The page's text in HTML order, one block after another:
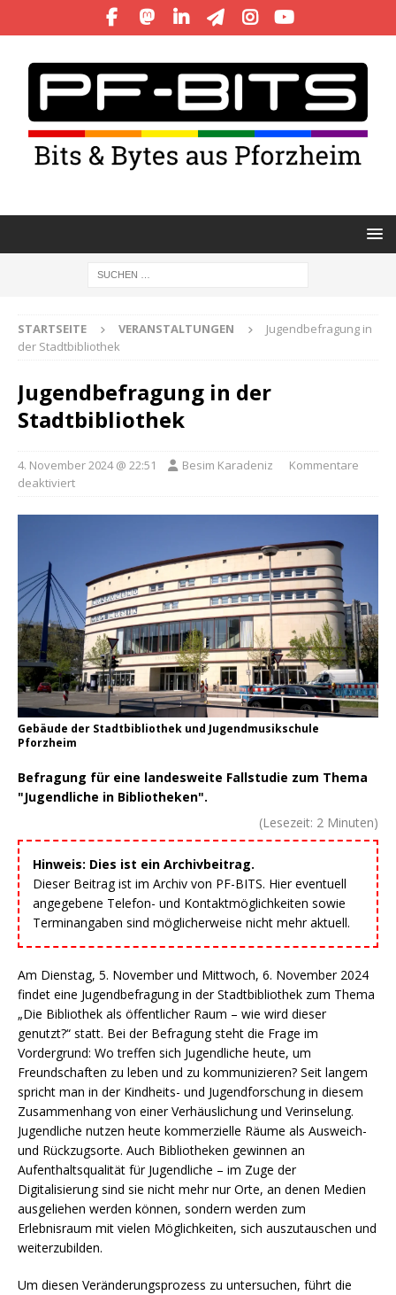
STARTSEITE VERANSTALTUNGEN
Jugendbefragung in
der Stadtbibliothek
Jugendbefragung in der
Stadtbibliothek
4. November 2024 @ 22:51 Besim Karadeniz
Kommentare
deaktiviert
Gebäude der Stadtbibliothek und Jugendmusikschule
Pforzheim
Befragung für eine landesweite Fallstudie zum Thema
"Jugendliche in Bibliotheken".
(Lesezeit: 2 Minuten)
Hinweis: Dies ist ein Archivbeitrag.
Dieser Beitrag ist im Archiv von PF-BITS. Hier eventuell
angegebene Telefon- und Kontaktmöglichkeiten sowie
Terminangaben sind möglicherweise nicht mehr aktuell.
Am Dienstag, 5. November und Mittwoch, 6. November 2024
findet eine Jugendbefragung in der Stadtbibliothek zum Thema
„Die Bibliothek als öffentlicher Raum – wie wird dieser
genutzt?“ statt. Bei der Befragung steht die Frage im
Vordergrund: Wo treffen sich Jugendliche heute, um
Freundschaften zu leben und zu kommunizieren? Seit langem
spricht man in der Kindheits- und Jugendforschung in diesem
Zusammenhang von einer Verhäuslichung und Verinselung.
Jugendliche nutzen heute kommerzielle Räume als Ausweich-
und Rückzugsorte. Auch Bibliotheken gewinnen an
Aufenthaltsqualität für Jugendliche – im Zuge der
Digitalisierung sind sie nicht mehr nur Orte, an denen Medien
ausgeliehen werden können, sondern werden zum
Erlebnisraum mit vielen Möglichkeiten, sich auszutauschen und
weiterzubilden.
Um diesen Veränderungsprozess zu untersuchen, führt die